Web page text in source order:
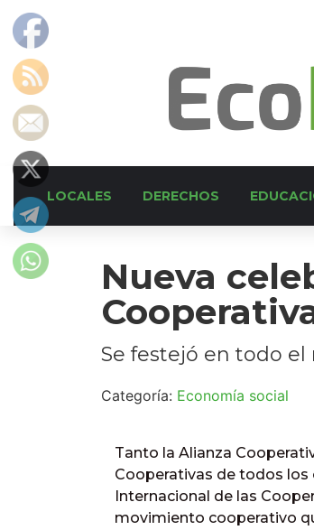
LOCALES DERECHOS
Nueva
Se festejó en todo el
Categoría: Economía social
Tanto la Alianza
Cooperativas de todos
Internacional de las
movimiento cooperativo